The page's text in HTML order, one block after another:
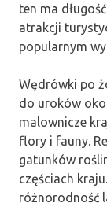
ten ma
atrakcji
popularnym
Wędrówki po
do uroków
malownicze
flory i fauny.
gatunków
częściach
różnorodność